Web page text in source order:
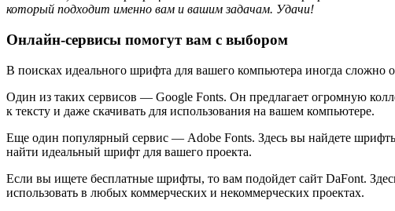
который подходит именно вам и вашим задачам. Удачи!
Онлайн-сервисы помогут вам с выбором
В поисках идеального шрифта для вашего компьютера иногда сложно
Один из таких сервисов — Google Fonts. Он предлагает огромную
к тексту и даже скачивать для использования на вашем компьютере.
Еще один популярный сервис — Adobe Fonts. Здесь вы найдете
найти идеальный шрифт для вашего проекта.
Если вы ищете бесплатные шрифты, то вам подойдет сайт DaFont.
использовать в любых коммерческих и некоммерческих проектах.